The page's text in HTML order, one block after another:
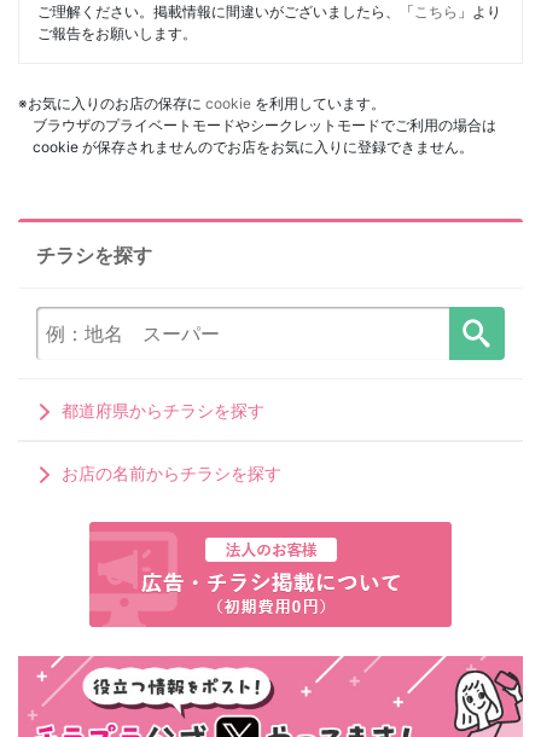
ご理解ください。掲載情報に間違いがございましたら、「 こちら 」より
ご報告をお願いします。
※お気に入りのお店の保存に cookie を利用しています。
ブラウザのプライベートモードやシークレットモードでご利用の場合は
cookie が保存されませんのでお店をお気に入りに登録できません。
チラシを探す
都道府県からチラシを探す
お店の名前からチラシを探す